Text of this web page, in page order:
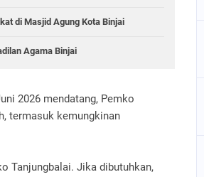
di Masjid Agung Kota Binjai
Agama Binjai
2026 mendatang, Pemko
termasuk kemungkinan
Tanjungbalai. Jika dibutuhkan,